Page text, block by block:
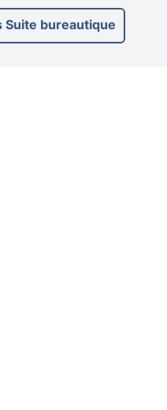
Suite bureautique